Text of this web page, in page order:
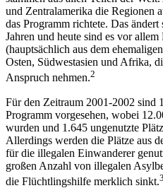
und Zentralamerika die Regionen
das Programm richtete. Das
Jahren und heute sind es vor
(hauptsächlich aus dem
Osten, Südwestasien und Afrika,
Anspruch nehmen.2
Für den Zeitraum 2001-2002 sind
Programm vorgesehen, wobei
wurden und 1.645 ungenutzte
Allerdings werden die Plätze aus
für die illegalen Einwanderer
großen Anzahl von illegalen
die Flüchtlingshilfe merklich sinkt.3